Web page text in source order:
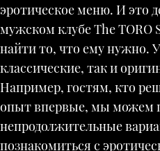
эротическое меню. И это
мужском клубе The
найти то, что ему нужно.
классические, так и
Например, гостям, кто
опыт впервые, мы можем
непродолжительные
познакомиться с